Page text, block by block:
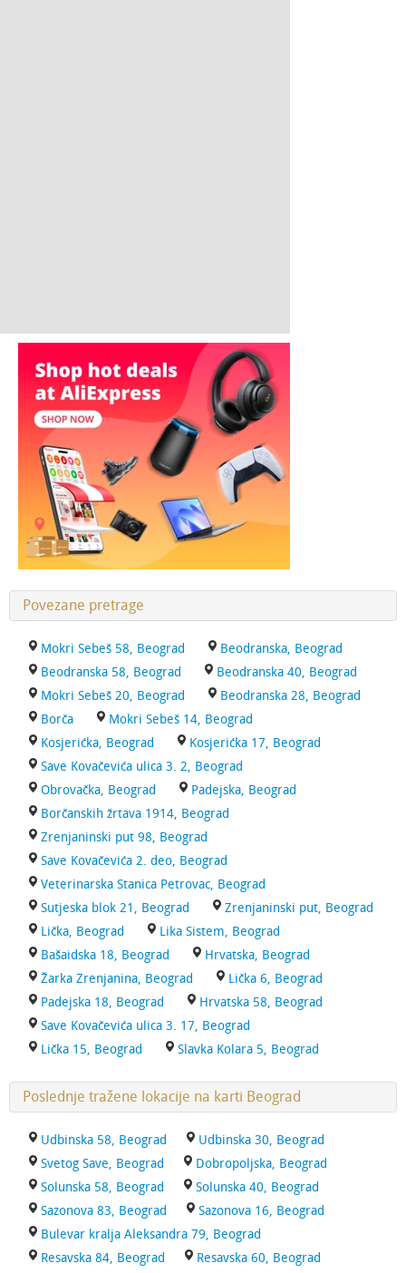
Povezane pretrage
Mokri Sebeš 58, Beograd
Beodranska, Beograd
Beodranska 58, Beograd
Beodranska 40, Beograd
Mokri Sebeš 20, Beograd
Beodranska 28, Beograd
Borča
Mokri Sebeš 14, Beograd
Kosjerićka, Beograd
Kosjerićka 17, Beograd
Save Kovačevića ulica 3. 2, Beograd
Obrovačka, Beograd
Padejska, Beograd
Borčanskih žrtava 1914, Beograd
Zrenjaninski put 98, Beograd
Save Kovačevića 2. deo, Beograd
Veterinarska Stanica Petrovac, Beograd
Sutjeska blok 21, Beograd
Zrenjaninski put, Beograd
Lička, Beograd
Lika Sistem, Beograd
Bašaidska 18, Beograd
Hrvatska, Beograd
Žarka Zrenjanina, Beograd
Lička 6, Beograd
Padejska 18, Beograd
Hrvatska 58, Beograd
Save Kovačevića ulica 3. 17, Beograd
Lička 15, Beograd
Slavka Kolara 5, Beograd
Poslednje tražene lokacije na karti Beograd
Udbinska 58, Beograd
Udbinska 30, Beograd
Svetog Save, Beograd
Dobropoljska, Beograd
Solunska 58, Beograd
Solunska 40, Beograd
Sazonova 83, Beograd
Sazonova 16, Beograd
Bulevar kralja Aleksandra 79, Beograd
Resavska 84, Beograd
Resavska 60, Beograd